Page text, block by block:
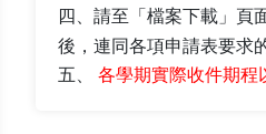
四、請至 「檔案下載」頁
後，連同各項申請表要求
五、 各學期實際收件期程